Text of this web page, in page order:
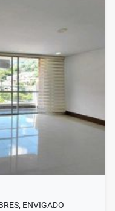
ENVIGADO